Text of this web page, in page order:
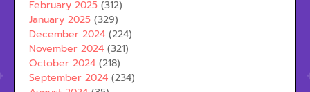
February 2025 (312)
January 2025 (329)
December 2024 (224)
November 2024 (321)
October 2024 (218)
September 2024 (234)